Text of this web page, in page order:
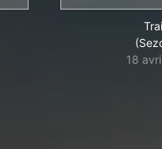
18